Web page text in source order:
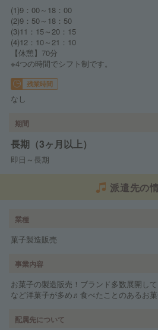
(1)9：00～18：00
(2)9：50～18：50
(3)11：15～20：15
(4)12：10～21：10
【休憩】70分
※4つの時間でシフト制です。
残業時間
なし
期間
長期（3ヶ月以上）
即日～長期
派遣先の
業種
菓子製造販売
事業内容
お菓子の製造販売！ブランド多数展開し
など洋菓子が多め♬食べたことのあるお菓
配属先について